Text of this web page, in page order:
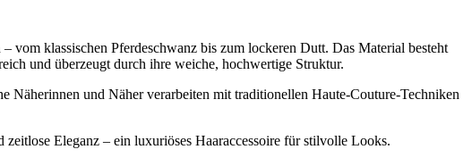
vom klassischen Pferdeschwanz bis zum lockeren Dutt. Das Material besteht
und überzeugt durch ihre weiche, hochwertige Struktur.
Näherinnen und Näher verarbeiten mit traditionellen Haute-Couture-Techniken
Eleganz – ein luxuriöses Haaraccessoire für stilvolle Looks.